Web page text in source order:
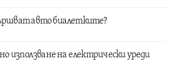
авто биалетките?
използване на електрически уреди